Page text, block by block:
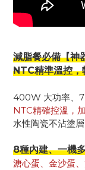
減脂餐必備【神
NTC精準溫控，
400W 大功率、
NTC精確控溫，
水性陶瓷不沾塗
8種內建、一機
溏心蛋、金沙蛋